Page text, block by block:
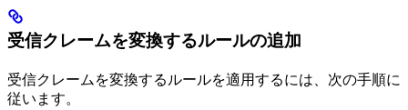
受信クレームを変換するルールの追加
受信クレームを変換するルールを適用するには、次の手順に
従います。